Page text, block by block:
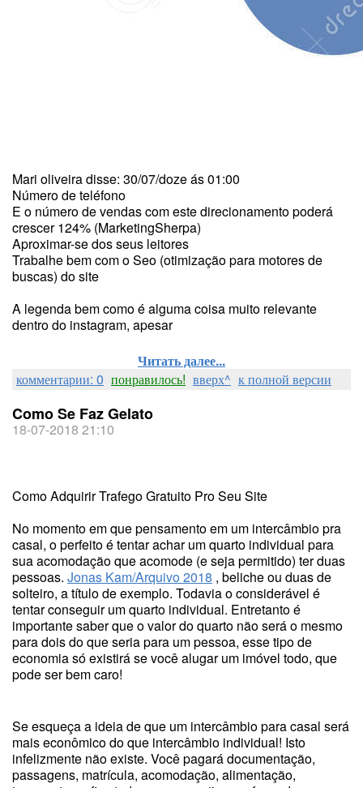
Mari oliveira disse: 30/07/doze ás 01:00
Número de teléfono
E o número de vendas com este direcionamento poderá
crescer 124% (MarketingSherpa)
Aproximar-se dos seus leitores
Trabalhe bem com o Seo (otimização para motores de
buscas) do site
A legenda bem como é alguma coisa muito relevante
dentro do instagram, apesar
Читать далее...
комментарии: 0 понравилось! вверх^ к полной версии
Como Se Faz Gelato
18-07-2018 21:10
Como Adquirir Trafego Gratuito Pro Seu Site
No momento em que pensamento em um intercâmbio pra
casal, o perfeito é tentar achar um quarto individual para
sua acomodação que acomode (e seja permitido) ter duas
pessoas. Jonas Kam/Arquivo 2018 , beliche ou duas de
solteiro, a título de exemplo. Todavia o considerável é
tentar conseguir um quarto individual. Entretanto é
importante saber que o valor do quarto não será o mesmo
para dois do que seria para um pessoa, esse tipo de
economia só existirá se você alugar um imóvel todo, que
pode ser bem caro!
Se esqueça a ideia de que um intercâmbio para casal será
mais econômico do que intercâmbio individual! Isto
infelizmente não existe. Você pagará documentação,
passagens, matrícula, acomodação, alimentação,